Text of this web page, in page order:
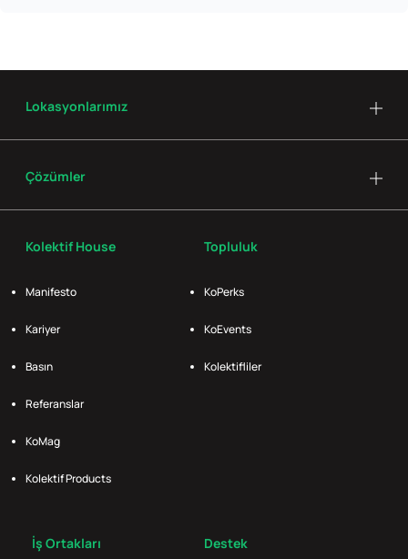
Kolektif House
Manifesto
Kariyer
Basın
Referanslar
KoMag
Kolektif Products
Topluluk
KoPerks
KoEvents
Kolektifliler
İş Ortakları Destek
Lokasyonlarımız
Çözümler